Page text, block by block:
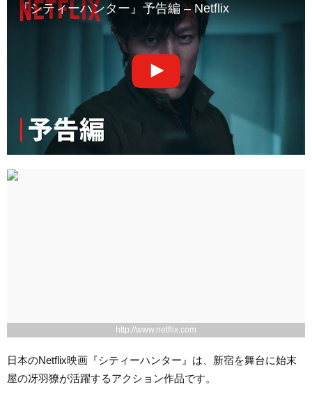
『シティーハンター』予告編 – Netflix
http://www.netflix.com
日本のNetflix映画『シティーハンター』は、新宿を舞台に始末
屋の冴羽獠が活躍するアクション作品です。